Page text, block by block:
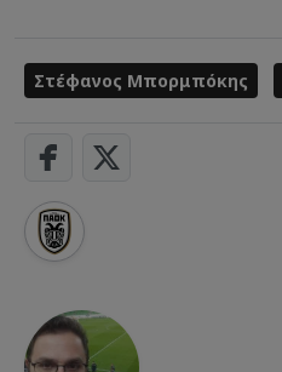
Στέφανος Μπορμπόκης